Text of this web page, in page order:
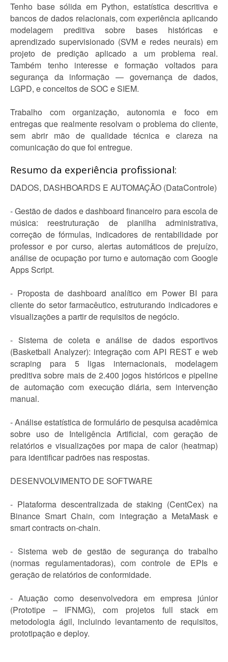
Tenho base sólida em Python, estatística descritiva e
bancos de dados relacionais, com experiência aplicando
modelagem preditiva sobre bases históricas e
aprendizado supervisionado (SVM e redes neurais) em
projeto de predição aplicado a um problema real.
Também tenho interesse e formação voltados para
segurança da informação — governança de dados,
LGPD, e conceitos de SOC e SIEM.
Trabalho com organização, autonomia e foco em
entregas que realmente resolvam o problema do cliente,
sem abrir mão de qualidade técnica e clareza na
comunicação do que foi entregue.
Resumo da experiência profissional:
DADOS, DASHBOARDS E AUTOMAÇÃO (DataControle)
- Gestão de dados e dashboard financeiro para escola de
música: reestruturação de planilha administrativa,
correção de fórmulas, indicadores de rentabilidade por
professor e por curso, alertas automáticos de prejuízo,
análise de ocupação por turno e automação com Google
Apps Script.
- Proposta de dashboard analítico em Power BI para
cliente do setor farmacêutico, estruturando indicadores e
visualizações a partir de requisitos de negócio.
- Sistema de coleta e análise de dados esportivos
(Basketball Analyzer): integração com API REST e web
scraping para 5 ligas internacionais, modelagem
preditiva sobre mais de 2.400 jogos históricos e pipeline
de automação com execução diária, sem intervenção
manual.
- Análise estatística de formulário de pesquisa acadêmica
sobre uso de Inteligência Artificial, com geração de
relatórios e visualizações por mapa de calor (heatmap)
para identificar padrões nas respostas.
DESENVOLVIMENTO DE SOFTWARE
- Plataforma descentralizada de staking (CentCex) na
Binance Smart Chain, com integração a MetaMask e
smart contracts on-chain.
- Sistema web de gestão de segurança do trabalho
(normas regulamentadoras), com controle de EPIs e
geração de relatórios de conformidade.
- Atuação como desenvolvedora em empresa júnior
(Prototipe – IFNMG), com projetos full stack em
metodologia ágil, incluindo levantamento de requisitos,
prototipação e deploy.